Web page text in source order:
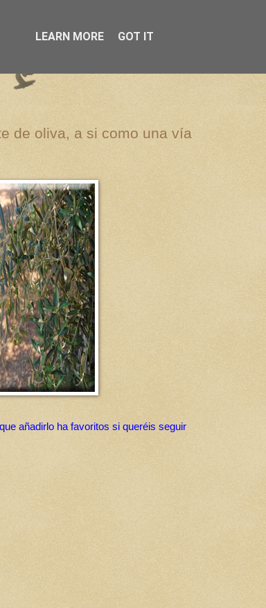
de oliva, a si como una vía
añadirlo ha favoritos si queréis seguir
LEARN MORE GOT IT